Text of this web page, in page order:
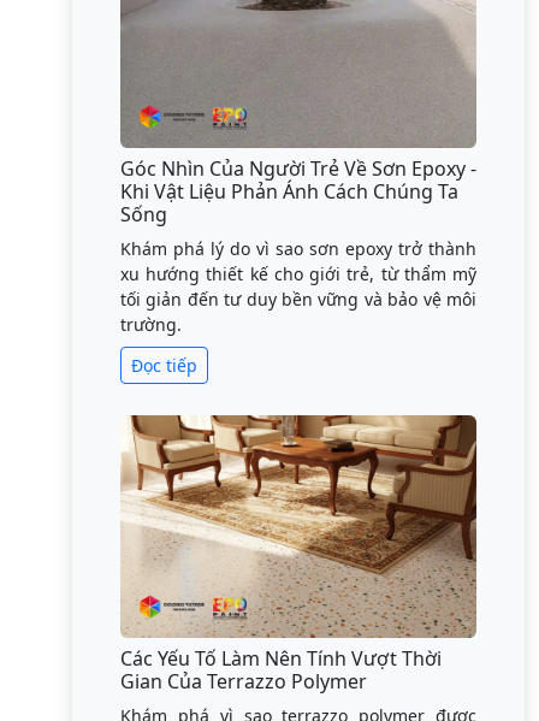
Góc Nhìn Của Người Trẻ Về Sơn Epoxy -
Khi Vật Liệu Phản Ánh Cách Chúng Ta
Sống
Khám phá lý do vì sao sơn epoxy trở thành
xu hướng thiết kế cho giới trẻ, từ thẩm mỹ
tối giản đến tư duy bền vững và bảo vệ môi
trường.
Đọc tiếp
Các Yếu Tố Làm Nên Tính Vượt Thời
Gian Của Terrazzo Polymer
Khám phá vì sao terrazzo polymer được